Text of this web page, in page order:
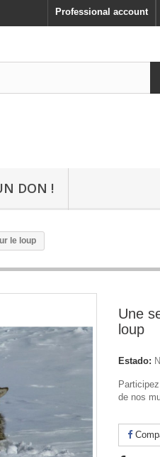
Professional account
DON !
le loup
Une
loup
Estado:
de nos